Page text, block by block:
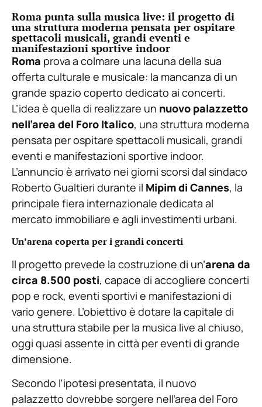
Roma punta sulla musica live: il progetto di
una struttura moderna pensata per ospitare
spettacoli musicali, grandi eventi e
manifestazioni sportive indoor
Roma prova a colmare una lacuna della sua
offerta culturale e musicale: la mancanza di un
grande spazio coperto dedicato ai concerti.
L’idea è quella di realizzare un nuovo palazzetto
nell’area del Foro Italico, una struttura moderna
pensata per ospitare spettacoli musicali, grandi
eventi e manifestazioni sportive indoor.
L’annuncio è arrivato nei giorni scorsi dal sindaco
Roberto Gualtieri durante il Mipim di Cannes, la
principale fiera internazionale dedicata al
mercato immobiliare e agli investimenti urbani.
Un’arena coperta per i grandi concerti
Il progetto prevede la costruzione di un’arena da
circa 8.500 posti, capace di accogliere concerti
pop e rock, eventi sportivi e manifestazioni di
vario genere. L’obiettivo è dotare la capitale di
una struttura stabile per la musica live al chiuso,
oggi quasi assente in città per eventi di grande
dimensione.
Secondo l’ipotesi presentata, il nuovo
palazzetto dovrebbe sorgere nell’area del Foro